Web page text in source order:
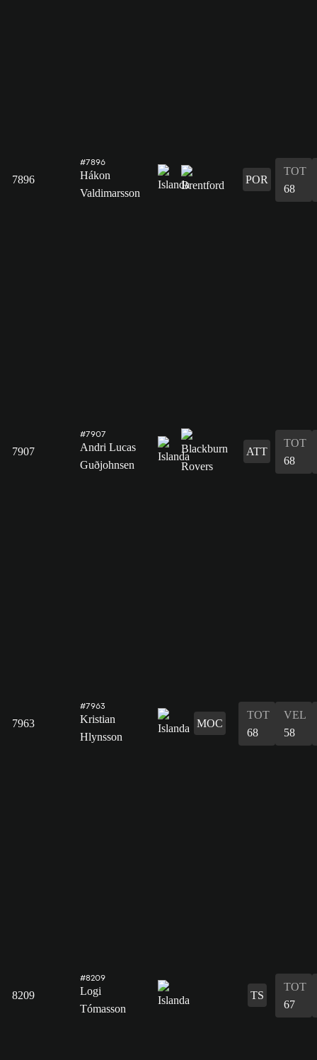
7896
#7896
Hákon
Valdimarsson
POR
TOT
68
7907
#7907
Andri Lucas
Guðjohnsen
ATT
TOT
68
7963
#7963
Kristian
Hlynsson
MOC
TOT
68
VEL
58
8209
#8209
Logi
Tómasson
TS
TOT
67